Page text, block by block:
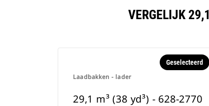
VERGELIJK
Laadbakken - lader
Geselecteerd
29,1 m³ (38 yd³) - 628-2770